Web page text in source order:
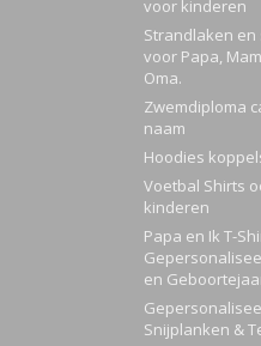
voor kinderen
Strandlaken en
voor Papa,
Oma.
Zwemdiploma
naam
Hoodies
Voetbal Shirts
kinderen
Papa en Ik T-
en
Snijplanken &